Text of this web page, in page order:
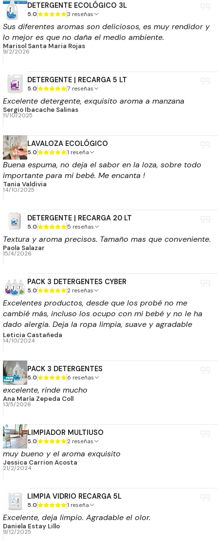
DETERGENTE ECOLÓGICO 3L
5.0 3 reseñas
Sus diferentes aromas son deliciosos, es muy rendidor y
lo mejor es que no daña el medio ambiente.
Marisol Santa Maria Rojas
9/2/2026
DETERGENTE | RECARGA 5 LT
5.0 7 reseñas
Excelente detergente, exquisito aroma a manzana
Sergio Ibacache Salinas
11/10/2025
LAVALOZA ECOLÓGICO
5.0 1 reseña
Buena espuma, no deja el sabor en la loza, sobre todo
importante para mi bebé. Me encanta !
Tania Valdivia
14/10/2025
DETERGENTE | RECARGA 20 LT
5.0 5 reseñas
Textura y aroma precisos. Tamaño mas que conveniente.
Paola Salazar
15/4/2026
PACK 3 DETERGENTES CYBER
5.0 2 reseñas
Excelentes productos, desde que los probé no me
cambié más, incluso los ocupo con mi bebé y no le ha
dado alergia. Deja la ropa limpia, suave y agradable
aroma. Ni siquiera ocupo suavizante.
Leticia Castañeda
14/10/2024
PACK 3 DETERGENTES
5.0 6 reseñas
excelente, rinde mucho
Ana María Zepeda Coll
13/5/2026
LIMPIADOR MULTIUSO
5.0 2 reseñas
muy bueno y el aroma exquisito
Jessica Carrion Acosta
21/2/2024
LIMPIA VIDRIO RECARGA 5L
5.0 1 reseña
Excelente, deja limpio. Agradable el olor.
Daniela Estay Lillo
9/12/2025